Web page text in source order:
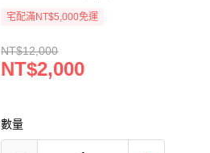
宅配滿NT$5,000免運
NT$12,000
NT$2,000
數量